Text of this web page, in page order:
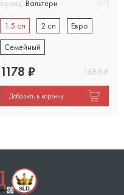
Бренд: Вальтери
1.5 сп 2 сп
Евро
Семейный
1178 ₽ 1683₽
Добавить в корзину